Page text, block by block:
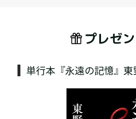
プレゼ
単行本『永遠の記憶』東